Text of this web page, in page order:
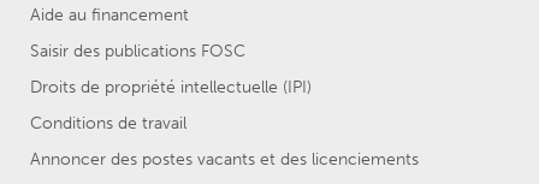
Aide au financement
Saisir des publications FOSC
Droits de propriété intellectuelle (IPI)
Conditions de travail
Annoncer des postes vacants et des licenciements